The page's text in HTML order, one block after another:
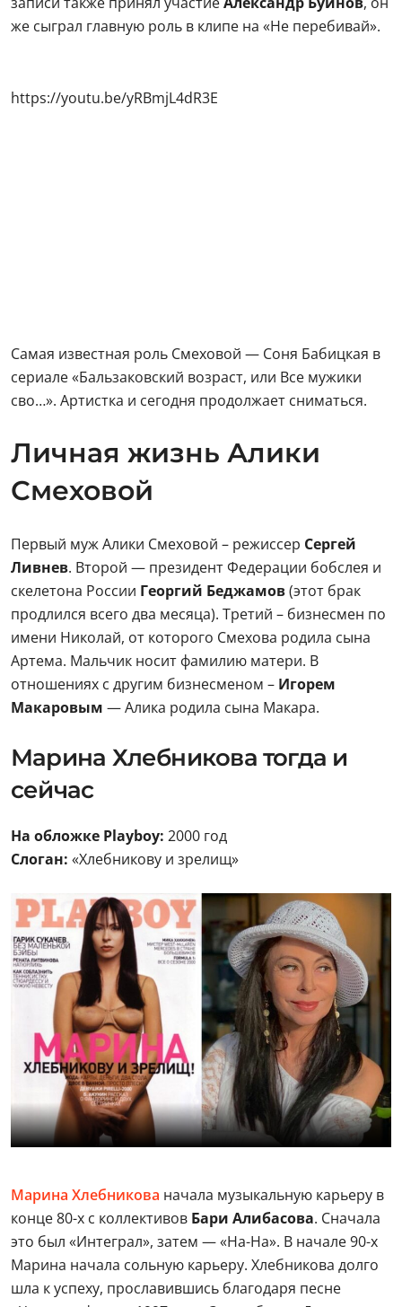
же сыграл главную роль в клипе на «Не перебивай».
https://youtu.be/yRBmjL4dR3E
Самая известная роль Смеховой — Соня Бабицкая в
сериале «Бальзаковский возраст, или Все мужики
сво…». Артистка и сегодня продолжает сниматься.
Личная жизнь Алики
Смеховой
Первый муж Алики Смеховой – режиссер Сергей
Ливнев. Второй — президент Федерации бобслея и
скелетона России Георгий Беджамов(этот брак
продлился всего два месяца). Третий – бизнесмен по
имени Николай, от которого Смехова родила сына
Артема. Мальчик носит фамилию матери. В
отношениях с другим бизнесменом – Игорем
Макаровым — Алика родила сына Макара.
Марина Хлебникова тогда и
сейчас
На обложке Playboy: 2000 год
Слоган: «Хлебникову и зрелищ»
Марина Хлебникова начала музыкальную карьеру в
конце 80-х с коллективов Бари Алибасова. Сначала
это был «Интеграл», затем — «На-На». В начале 90-х
Марина начала сольную карьеру. Хлебникова долго
шла к успеху, прославившись благодаря песне